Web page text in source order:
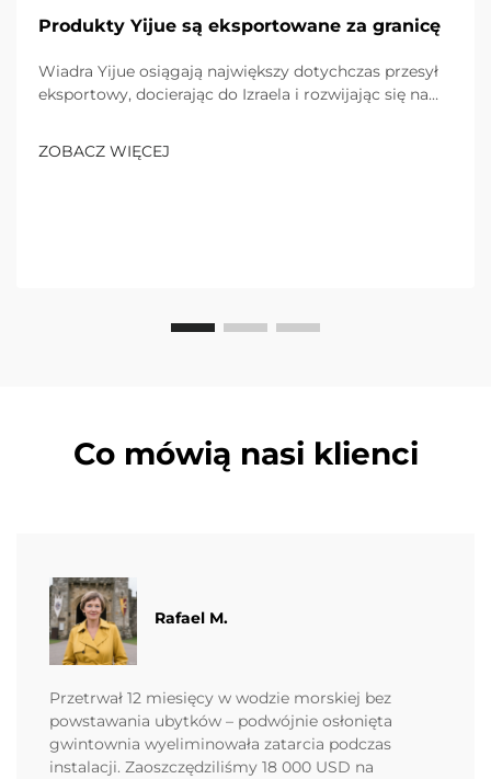
Produkty Yijue są eksportowane za granicę
Wiadra Yijue osiągają największy dotychczas przesył
eksportowy, docierając do Izraela i rozwijając się na
ZOBACZ WIĘCEJ
Co mówią nasi klienci
Rafael M.
Przetrwał 12 miesięcy w wodzie morskiej bez
powstawania ubytków – podwójnie osłonięta
gwintownia wyeliminowała zatarcia podczas
instalacji. Zaoszczędziliśmy 18 000 USD na